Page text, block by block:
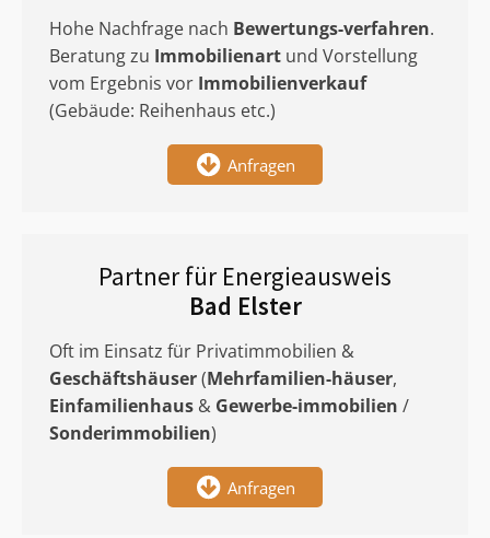
Hohe Nachfrage nach Bewertungs-verfahren.
Beratung zu Immobilienart und Vorstellung
vom Ergebnis vor Immobilienverkauf
(Gebäude: Reihenhaus etc.)
Anfragen
Partner für Energieausweis
Bad Elster
Oft im Einsatz für Privatimmobilien &
Geschäftshäuser(Mehrfamilien-häuser,
Einfamilienhaus & Gewerbe-immobilien /
Sonderimmobilien)
Anfragen